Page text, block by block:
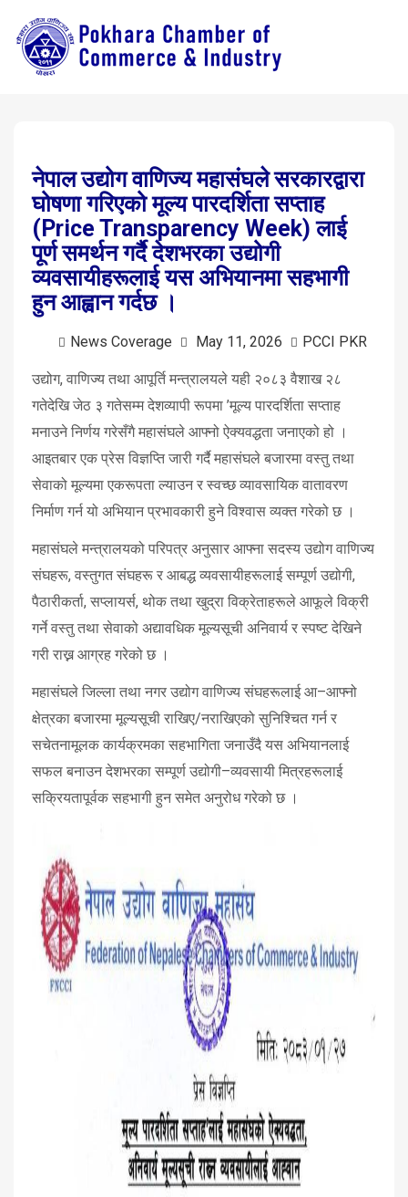
नेपाल उद्योग वाणिज्य महासंघले सरकारद्वारा
घोषणा गरिएको मूल्य पारदर्शिता सप्ताह
(Price Transparency Week) लाई
पूर्ण समर्थन गर्दै देशभरका उद्योगी
व्यवसायीहरूलाई यस अभियानमा सहभागी
हुन आह्वान गर्दछ ।
News Coverage May 11, 2026 PCCI PKR
उद्योग, वाणिज्य तथा आपूर्ति मन्त्रालयले यही २०८३ वैशाख २८
गतेदेखि जेठ ३ गतेसम्म देशव्यापी रूपमा ’मूल्य पारदर्शिता सप्ताह
मनाउने निर्णय गरेसँगै महासंघले आफ्नो ऐक्यवद्धता जनाएको हो ।
आइतबार एक प्रेस विज्ञप्ति जारी गर्दै महासंघले बजारमा वस्तु तथा
सेवाको मूल्यमा एकरूपता ल्याउन र स्वच्छ व्यावसायिक वातावरण
निर्माण गर्न यो अभियान प्रभावकारी हुने विश्वास व्यक्त गरेको छ ।
महासंघले मन्त्रालयको परिपत्र अनुसार आफ्ना सदस्य उद्योग वाणिज्य
संघहरू, वस्तुगत संघहरू र आबद्ध व्यवसायीहरूलाई सम्पूर्ण उद्योगी,
पैठारीकर्ता, सप्लायर्स, थोक तथा खुद्रा विक्रेताहरूले आफूले विक्री
गर्ने वस्तु तथा सेवाको अद्यावधिक मूल्यसूची अनिवार्य र स्पष्ट देखिने
गरी राख्न आग्रह गरेको छ ।
महासंघले जिल्ला तथा नगर उद्योग वाणिज्य संघहरूलाई आ–आफ्नो
क्षेत्रका बजारमा मूल्यसूची राखिए/नराखिएको सुनिश्चित गर्न र
सचेतनामूलक कार्यक्रमका सहभागिता जनाउँदै यस अभियानलाई
सफल बनाउन देशभरका सम्पूर्ण उद्योगी–व्यवसायी मित्रहरूलाई
सक्रियतापूर्वक सहभागी हुन समेत अनुरोध गरेको छ ।